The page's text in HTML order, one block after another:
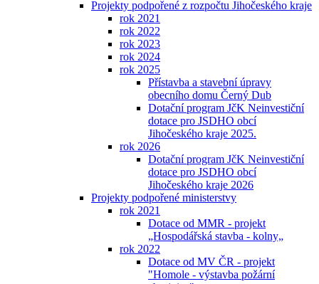
Projekty podpořené z rozpočtu Jihočeského kraje
rok 2021
rok 2022
rok 2023
rok 2024
rok 2025
Přístavba a stavební úpravy
obecního domu Černý Dub
Dotační program JčK Neinvestiční
dotace pro JSDHO obcí
Jihočeského kraje 2025.
rok 2026
Dotační program JčK Neinvestiční
dotace pro JSDHO obcí
Jihočeského kraje 2026
Projekty podpořené ministerstvy
rok 2021
Dotace od MMR - projekt
„Hospodářská stavba - kolny„
rok 2022
Dotace od MV ČR - projekt
"Homole - výstavba požární